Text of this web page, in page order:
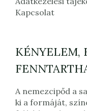
Kapcsolat
KÉNYELEM,
A nemezcipőd a
ki a formáját,